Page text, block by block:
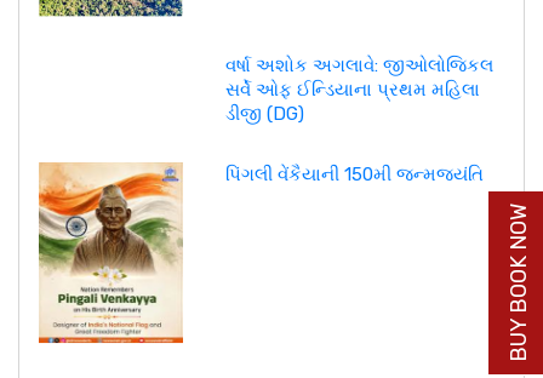
વર્ષા અશોક અગલાવે: જીઓલોજિકલ
સર્વે ઓફ ઈન્ડિયાના પ્રથમ મહિલા
ડીજી (DG)
પિંગલી વેંકૈયાની 150મી જન્મજયંતિ
BUY BOOK NOW